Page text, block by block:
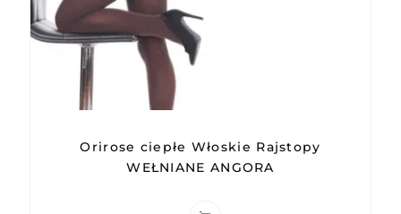
Orirose ciepłe Włoskie Rajstopy
WEŁNIANE ANGORA